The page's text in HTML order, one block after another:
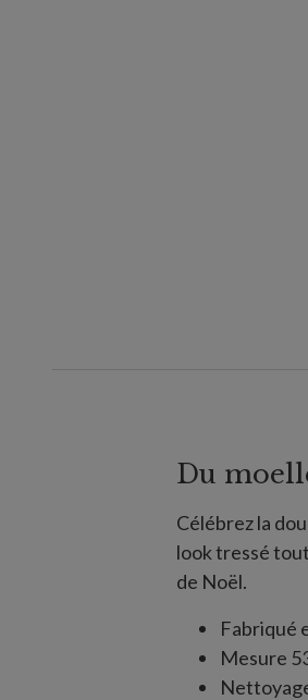
Du
Célébrez la
look tressé
de Noël.
Fabriqué
Mesure